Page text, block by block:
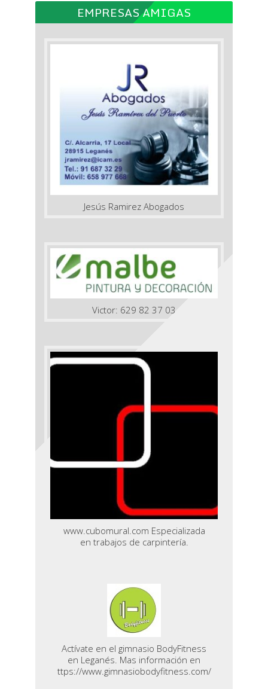
EMPRESAS AMIGAS
Jesús Ramirez Abogados
Victor: 629 82 37 03
www.cubomural.com Especializada
en trabajos de carpintería.
Actívate en el gimnasio BodyFitness
en Leganés. Mas información en
ttps://www.gimnasiobodyfitness.com/